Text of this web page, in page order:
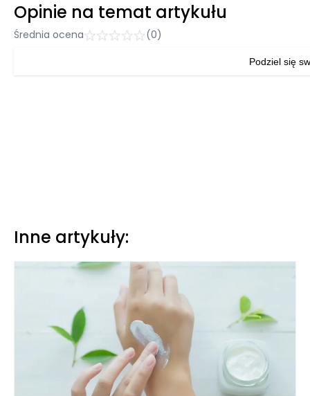
Opinie na temat artykułu
Średnia ocena (0)
Podziel się
Inne artykuły: